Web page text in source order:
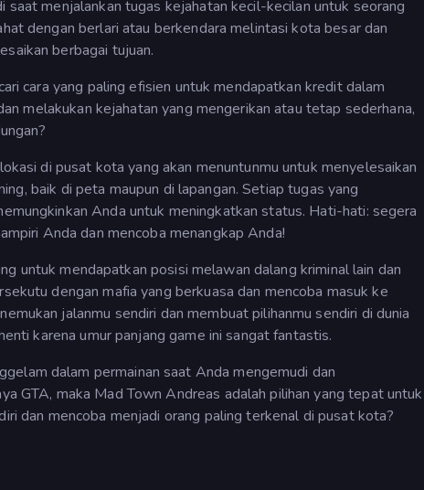
saat menjalankan tugas kejahatan kecil-kecilan untuk seorang
dengan berlari atau berkendara melintasi kota besar dan
berbagai tujuan.
cara yang paling efisien untuk mendapatkan kredit dalam
melakukan kejahatan yang mengerikan atau tetap sederhana,
di pusat kota yang akan menuntunmu untuk menyelesaikan
baik di peta maupun di lapangan. Setiap tugas yang
Anda untuk meningkatkan status. Hati-hati: segera
Anda dan mencoba menangkap Anda!
untuk mendapatkan posisi melawan dalang kriminal lain dan
dengan mafia yang berkuasa dan mencoba masuk ke
jalanmu sendiri dan membuat pilihanmu sendiri di dunia
karena umur panjang game ini sangat fantastis.
dalam permainan saat Anda mengemudi dan
GTA, maka Mad Town Andreas adalah pilihan yang tepat untuk
dan mencoba menjadi orang paling terkenal di pusat kota?